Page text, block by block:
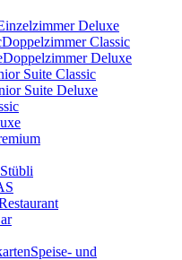
Deluxe
Doppelzimmer Classic
Doppelzimmer Deluxe
Suite Classic
Suite Deluxe
Speise- und